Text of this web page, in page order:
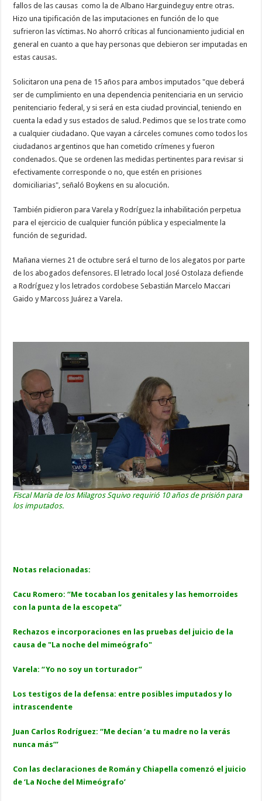
fallos de las causas como la de Albano Harguindeguy entre otras.
Hizo una tipificación de las imputaciones en función de lo que
sufrieron las víctimas. No ahorró críticas al funcionamiento judicial en
general en cuanto a que hay personas que debieron ser imputadas en
estas causas.
Solicitaron una pena de 15 años para ambos imputados "que deberá
ser de cumplimiento en una dependencia penitenciaria en un servicio
penitenciario federal, y si será en esta ciudad provincial, teniendo en
cuenta la edad y sus estados de salud. Pedimos que se los trate como
a cualquier ciudadano. Que vayan a cárceles comunes como todos los
ciudadanos argentinos que han cometido crímenes y fueron
condenados. Que se ordenen las medidas pertinentes para revisar si
efectivamente corresponde o no, que estén en prisiones
domiciliarias", señaló Boykens en su alocución.
También pidieron para Varela y Rodríguez la inhabilitación perpetua
para el ejercicio de cualquier función pública y especialmente la
función de seguridad.
Mañana viernes 21 de octubre será el turno de los alegatos por parte
de los abogados defensores. El letrado local José Ostolaza defiende
a Rodríguez y los letrados cordobese Sebastián Marcelo Maccari
Gaido y Marcoss Juárez a Varela.
Fiscal María de los Milagros Squivo requirió 10 años de prisión para
los imputados.
Notas relacionadas:
Cacu Romero: “Me tocaban los genitales y las hemorroides
con la punta de la escopeta”
Rechazos e incorporaciones en las pruebas del juicio de la
causa de "La noche del mimeógrafo"
Varela: “Yo no soy un torturador”
Los testigos de la defensa: entre posibles imputados y lo
intrascendente
Juan Carlos Rodríguez: “Me decían ‘a tu madre no la verás
nunca más’”
Con las declaraciones de Román y Chiapella comenzó el juicio
de ‘La Noche del Mimeógrafo’